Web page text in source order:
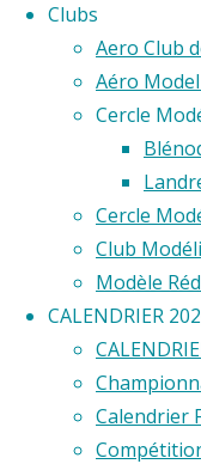
Clubs
Aero Club
Aéro
Cercle
Cercle
Club
Modèle
CALENDRIER
Calendrier